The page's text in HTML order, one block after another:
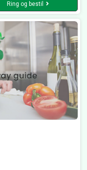
Ring og bestil